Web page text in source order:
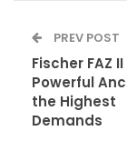
PREV POST
Fischer FAZ
Powerful
the Highest
Demands